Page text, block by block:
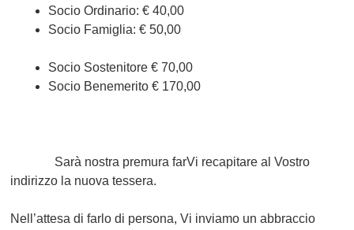
Socio Ordinario: € 40,00
Socio Famiglia: € 50,00
Socio Sostenitore € 70,00
Socio Benemerito € 170,00
Sarà nostra premura farVi recapitare al Vostro
indirizzo la nuova tessera.
Nell’attesa di farlo di persona, Vi inviamo un abbraccio